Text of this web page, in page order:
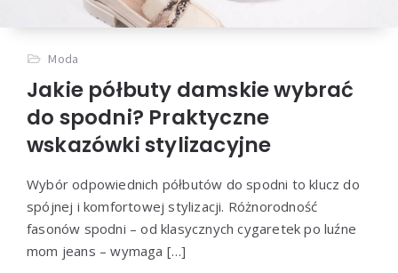
Moda
Jakie półbuty damskie wybrać
do spodni? Praktyczne
wskazówki stylizacyjne
Wybór odpowiednich półbutów do spodni to klucz do
spójnej i komfortowej stylizacji. Różnorodność
fasonów spodni – od klasycznych cygaretek po luźne
mom jeans – wymaga […]